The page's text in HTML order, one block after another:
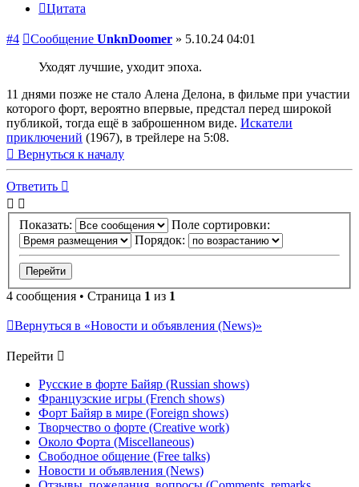
Цитата
#4 Сообщение UnknDoomer » 5.10.24 04:01
Уходят лучшие, уходит эпоха.
11 днями позже не стало Алена Делона, в фильме при участии
которого форт, вероятно впервые, предстал перед широкой
публикой, тогда ещё в заброшенном виде. Искатели
приключений (1967), в трейлере на 5:08.
Вернуться к началу
Ответить
Показать:
Поле сортировки:
Порядок:
4 сообщения • Страница 1 из 1
Вернуться в «Новости и объявления (News)»
Перейти
Русские в форте Байяр (Russian shows)
Французские игры (French shows)
Форт Байяр в мире (Foreign shows)
Творчество о форте (Creative work)
Около Форта (Miscellaneous)
Свободное общение (Free talks)
Новости и объявления (News)